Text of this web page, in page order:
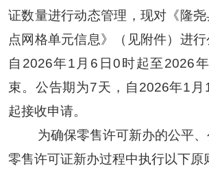
证数量进行动态管理，现对《隆尧
点网格单元信息》（见附件）进行
自 2026年1 月 6 日0 时起至2026年
束。公告期为7天 ， 自 2026年1 月
起接收申请。
为确保零售许可新办的公平
零售许可证新办过程中执行以下原